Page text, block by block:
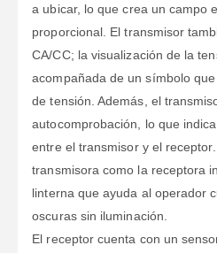
a ubicar, lo que crea un campo
proporcional. El transmisor
CA/CC; la visualización de la
acompañada de un símbolo
de tensión. Además, el
autocomprobación, lo que
entre el transmisor y el
transmisora como la receptora
linterna que ayuda al operador
oscuras sin iluminación.
El receptor cuenta con un